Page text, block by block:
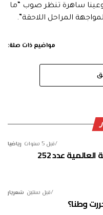
وعينا ساهرة تنظر صوب “ما
المراحل اللاحقة”.
مواضيع ذات صلة:
رياضيا قبل 5 سنوات
عدد 252
شعريار قبل سنتين
وطنا؟